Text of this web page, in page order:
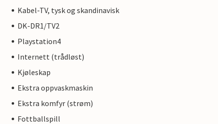
Kabel-TV, tysk og skandinavisk
DK-DR1/TV2
Playstation4
Internett (trådløst)
Kjøleskap
Ekstra oppvaskmaskin
Ekstra komfyr (strøm)
Fottballspill